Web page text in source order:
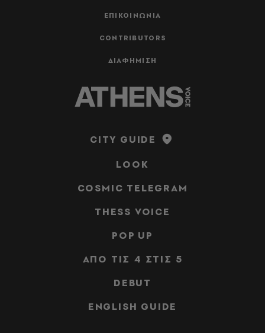
ΕΠΙΚΟΙΝΩΝΙΑ
CONTRIBUTORS
ΔΙΑΦΗΜΙΣΗ
CITY GUIDE
LOOK
COSMIC TELEGRAM
THESS VOICE
POP UP
ΑΠΟ ΤΙΣ 4 ΣΤΙΣ 5
DEBUT
ENGLISH GUIDE